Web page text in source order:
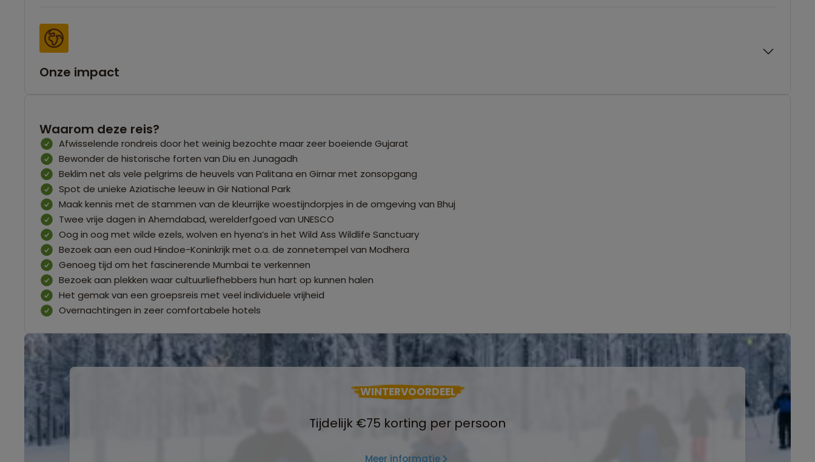
Onze impact
Waarom deze reis?
Afwisselende rondreis door het weinig bezochte maar zeer boeiende Gujarat
Bewonder de historische forten van Diu en Junagadh
Beklim net als vele pelgrims de heuvels van Palitana en Girnar met zonsopgang
Spot de unieke Aziatische leeuw in Gir National Park
Maak kennis met de stammen van de kleurrijke woestijndorpjes in de omgeving van Bhuj
Twee vrije dagen in Ahemdabad, werelderfgoed van UNESCO
Oog in oog met wilde ezels, wolven en hyena’s in het Wild Ass Wildlife Sanctuary
Bezoek aan een oud Hindoe-Koninkrijk met o.a. de zonnetempel van Modhera
Genoeg tijd om het fascinerende Mumbai te verkennen
Bezoek aan plekken waar cultuurliefhebbers hun hart op kunnen halen
Het gemak van een groepsreis met veel individuele vrijheid
Overnachtingen in zeer comfortabele hotels
WINTERVOORDEEL
Tijdelijk €75 korting per persoon
Meer informatie